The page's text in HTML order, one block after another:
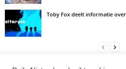
Toby Fox deelt informatie